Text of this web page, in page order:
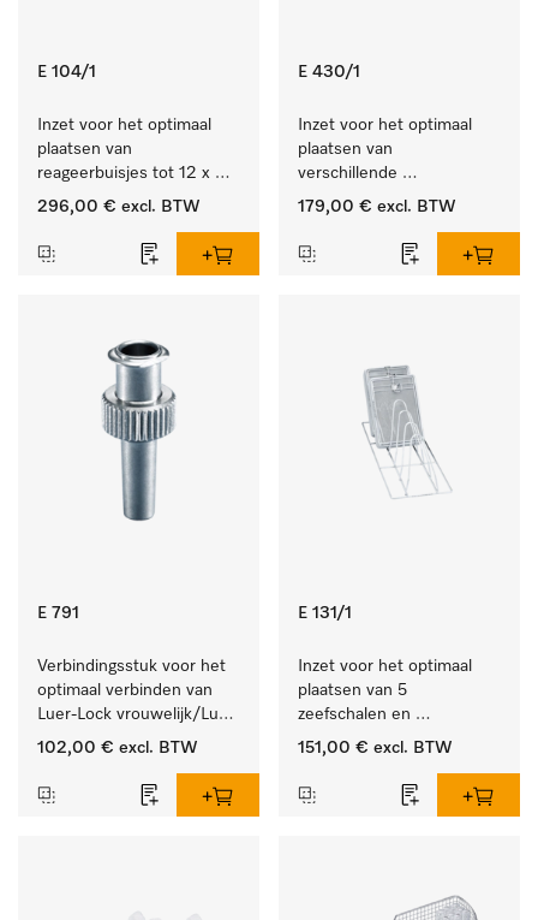
E 104/1
Inzet voor het optimaal
plaatsen van
reageerbuisjes tot 12 x
105 mm.
296,00 € excl. BTW
E 430/1
Inzet voor het optimaal
plaatsen van
verschillende
instrumenten.
179,00 € excl. BTW
E 791
Verbindingsstuk voor het
optimaal verbinden van
Luer-Lock vrouwelijk/Luer-
Lock mannelijk.
102,00 € excl. BTW
E 131/1
Inzet voor het optimaal
plaatsen van 5
zeefschalen en
nierbekkens.
151,00 € excl. BTW